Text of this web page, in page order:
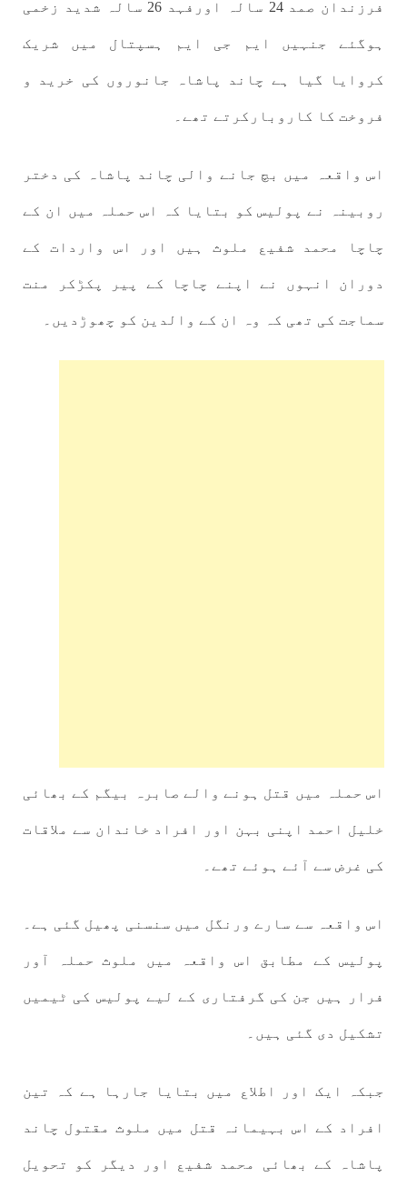
فرزندان صمد 24 سالہ اورفہد 26 سالہ شدید زخمی
ہوگئے جنہیں ایم جی ایم ہسپتال میں شریک
کروایا گیا ہے چاند پاشاہ جانوروں کی خرید و
فروخت کا کاروبارکرتے تھے۔
اس واقعہ میں بچ جانے والی چاند پاشاہ کی دختر
روبینہ نے پولیس کو بتایا کہ اس حملہ میں ان کے
چاچا محمد شفیع ملوث ہیں اور اس واردات کے
دوران انہوں نے اپنے چاچا کے پیر پکڑکر منت
سماجت کی تھی کہ وہ ان کے والدین کو چھوڑدیں۔
اس حملہ میں قتل ہونے والے صابرہ بیگم کے بھائی
خلیل احمد اپنی بہن اور افراد خاندان سے ملاقات
کی غرض سے آئے ہوئے تھے۔
اس واقعہ سے سارے ورنگل میں سنسنی پھیل گئی ہے۔
پولیس کے مطابق اس واقعہ میں ملوث حملہ آور
فرار ہیں جن کی گرفتاری کے لیے پولیس کی ٹیمیں
تشکیل دی گئی ہیں۔
جبکہ ایک اور اطلاع میں بتایا جارہا ہے کہ تین
افراد کے اس بہیمانہ قتل میں ملوث مقتول چاند
پاشاہ کے بھائی محمد شفیع اور دیگر کو تحویل